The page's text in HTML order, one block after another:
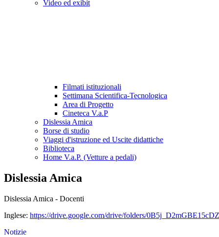
Video ed exibit
Filmati istituzionali
Settimana Scientifica-Tecnologica
Area di Progetto
Cineteca V.a.P
Dislessia Amica
Borse di studio
Viaggi d'istruzione ed Uscite didattiche
Biblioteca
Home V.a.P. (Vetture a pedali)
Dislessia Amica
Dislessia Amica - Docenti
Inglese: https://drive.google.com/drive/folders/
Notizie